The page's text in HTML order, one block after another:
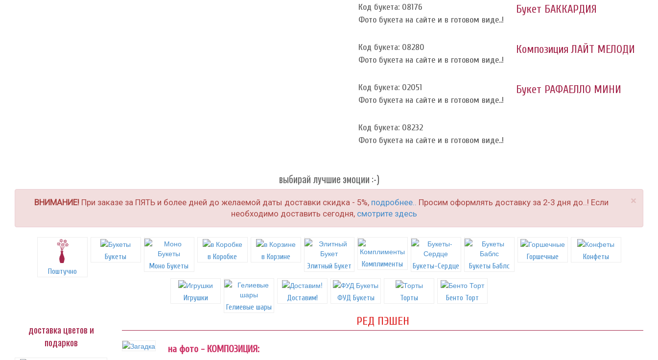
Код букета: 08176
Фото букета на сайте и в готовом виде..!
Букет БАККАРДИЯ
Код букета: 08280
Фото букета на сайте и в готовом виде..!
Композиция ЛАЙТ МЕЛОДИ
Код букета: 02051
Фото букета на сайте и в готовом виде..!
Букет РАФАЕЛЛО МИНИ
Код букета: 08232
Фото букета на сайте и в готовом виде..!
выбирай лучшие эмоции :-)
×
ВНИМАНИЕ! При заказе за ПЯТЬ и более дней до желаемой даты доставки скидка - 5%, подробнее.. Просим оформлять доставку за 2-3 дня до..! Если
необходимо доставить сегодня, смотрите здесь
Поштучно
Букеты
Моно Букеты
в Коробке
в Корзине
Элитный Букет
Комплименты Букеты-Сердце Букеты Баблс
Горшечные Конфеты
Игрушки
Гелиевые шары
Доставим! ФУД Букеты Торты Бенто Торт
доставка цветов и
подарков
РЕД ПЭШЕН
на фото - КОМПОЗИЦИЯ: